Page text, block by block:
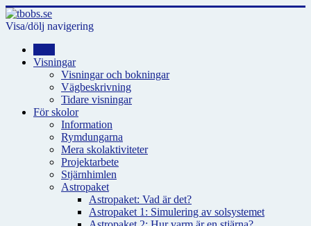
Visa/dölj navigering
Visningar
Visningar och bokningar
Vägbeskrivning
Tidare visningar
För skolor
Information
Rymdungarna
Mera skolaktiviteter
Projektarbete
Stjärnhimlen
Astropaket
Astropaket: Vad är det?
Astropaket 1: Simulering av solsystemet